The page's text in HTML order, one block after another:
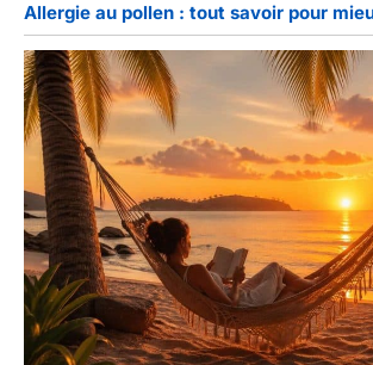
Allergie au pollen : tout savoir pour